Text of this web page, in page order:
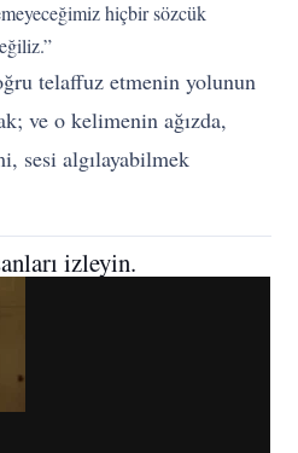
hiçbir sözcük
telaffuz etmenin yolunun
ve o kelimenin ağızda,
sesi algılayabilmek
izleyin.